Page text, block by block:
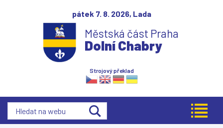
pátek 7. 8. 2026, Lada
Městská část Praha
Dolní Chabry
Strojový překlad